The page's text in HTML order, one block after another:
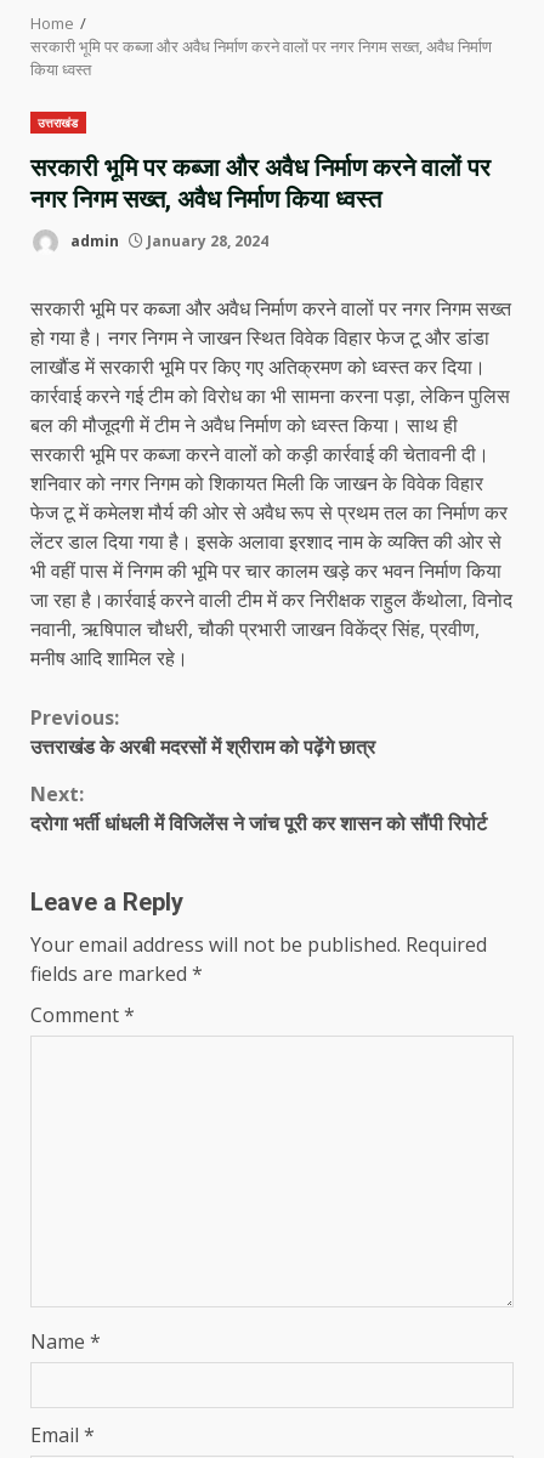
Home
सरकारी भूमि पर कब्जा और अवैध निर्माण करने वालों पर नगर निगम सख्त, अवैध निर्माण
किया ध्वस्त
उत्तराखंड
सरकारी भूमि पर कब्जा और अवैध निर्माण करने वालों पर
नगर निगम सख्त, अवैध निर्माण किया ध्वस्त
admin January 28, 2024
सरकारी भूमि पर कब्जा और अवैध निर्माण करने वालों पर नगर निगम सख्त
हो गया है। नगर निगम ने जाखन स्थित विवेक विहार फेज टू और डांडा
लाखौंड में सरकारी भूमि पर किए गए अतिक्रमण को ध्वस्त कर दिया।
कार्रवाई करने गई टीम को विरोध का भी सामना करना पड़ा, लेकिन पुलिस
बल की मौजूदगी में टीम ने अवैध निर्माण को ध्वस्त किया। साथ ही
सरकारी भूमि पर कब्जा करने वालों को कड़ी कार्रवाई की चेतावनी दी।
शनिवार को नगर निगम को शिकायत मिली कि जाखन के विवेक विहार
फेज टू में कमेलश मौर्य की ओर से अवैध रूप से प्रथम तल का निर्माण कर
लेंटर डाल दिया गया है। इसके अलावा इरशाद नाम के व्यक्ति की ओर से
भी वहीं पास में निगम की भूमि पर चार कालम खड़े कर भवन निर्माण किया
जा रहा है।कार्रवाई करने वाली टीम में कर निरीक्षक राहुल कैंथोला, विनोद
नवानी, ऋषिपाल चौधरी, चौकी प्रभारी जाखन विकेंद्र सिंह, प्रवीण,
मनीष आदि शामिल रहे।
Continue
Previous:
उत्तराखंड के अरबी मदरसों में श्रीराम को पढ़ेंगे छात्र
Next:
दरोगा भर्ती धांधली में विजिलेंस ने जांच पूरी कर शासन को सौंपी रिपोर्ट
Leave a Reply
Your email address will not be published. Required
fields are marked *
Comment*
Name *
Email *